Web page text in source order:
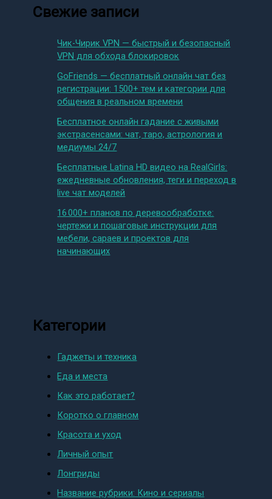
Свежие записи
Чик-Чирик VPN — быстрый и безопасный
VPN для обхода блокировок
GoFriends — бесплатный онлайн чат без
регистрации: 1500+ тем и категории для
общения в реальном времени
Бесплатное онлайн гадание с живыми
экстрасенсами: чат, таро, астрология и
медиумы 24/7
Бесплатные Latina HD видео на RealGirls:
ежедневные обновления, теги и переход в
live чат моделей
16 000+ планов по деревообработке:
чертежи и пошаговые инструкции для
мебели, сараев и проектов для
начинающих
Категории
Гаджеты и техника
Еда и места
Как это работает?
Коротко о главном
Красота и уход
Личный опыт
Лонгриды
Название рубрики: Кино и сериалы